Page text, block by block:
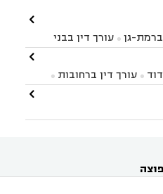
ברמת-גן 
עורך דין בבני
דין בראשון לציון
ציונה
עורך דין בחולון
עורך

 עורך דין ברחובות 
במודיעין
עורך דין

